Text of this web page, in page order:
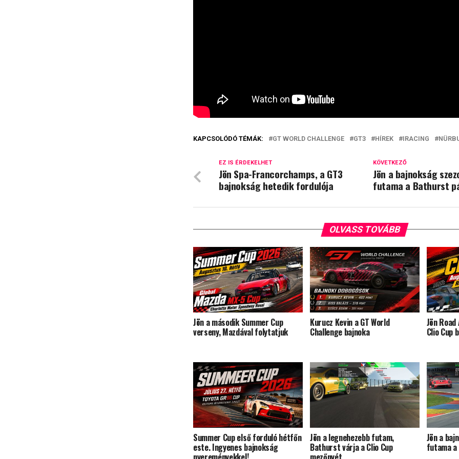
KAPCSOLÓDÓ TÉMÁK: GT WORLD CHALLENGE GT3 HÍREK IRACING
KÖVETKEZŐ
Jön a bajnokság
futama a Bathurst
EZ IS ÉRDEKELHET
Jön Spa-Francorchamps, a GT3
bajnokság hetedik fordulója
OLVASS TOVÁBB
Jön a második Summer Cup
verseny, Mazdával folytatjuk
Kurucz Kevin a GT World
Challenge bajnoka
Jön
Clio Cup
Summer Cup első forduló hétfőn
este. Ingyenes bajnokság
Jön a legnehezebb futam,
Bathurst várja a Clio Cup
Jön a
futama